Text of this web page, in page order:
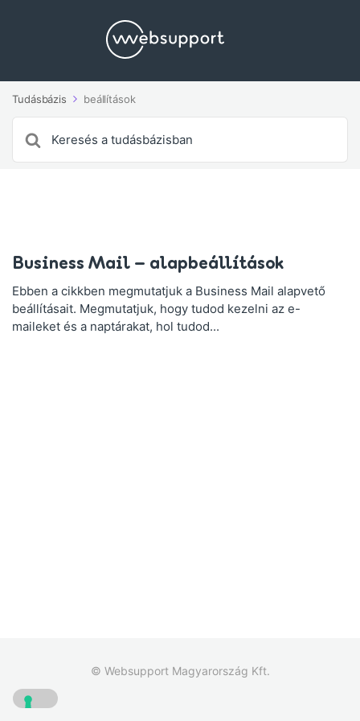
Tudásbázis beállítások
For
Business Mail – alapbeállítások
Ebben a cikkben megmutatjuk a Business Mail alapvető
beállításait. Megmutatjuk, hogy tudod kezelni az e-
maileket és a naptárakat, hol tudod...
© Websupport Magyarország Kft.